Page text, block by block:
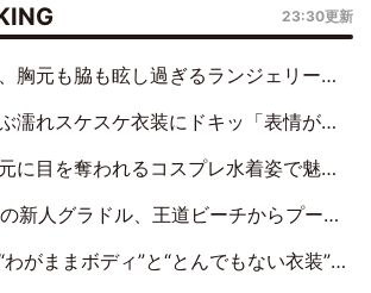
23:30更新
るランジェリー＆ビキニ姿を披露「なしこたそ最強」「セクシーでゴージャスで大きなボリューム」
装にドキッ「表情が良過ぎる」「ねもちゃんの眼差しにドキドキが止まらない」
スプレ水着姿で魅了「群を抜く美しさと華やかさ」「えなこりんの千咲は破壊力がスゴい」
王道ビーチからプールサイドそしてゴールドビキニまで…DVDデビュー作で躍動
とんでもない衣装”で誘惑「パーフェクトなスタイル」「くびれがステキ」「やみつきになるボディ」